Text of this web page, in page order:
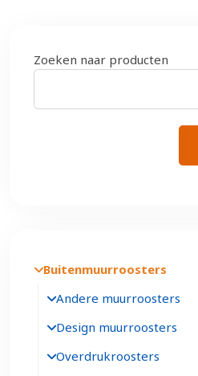
Zoeken naar producten
Buitenmuurroosters
Andere muurroosters
Design muurroosters
Overdrukroosters